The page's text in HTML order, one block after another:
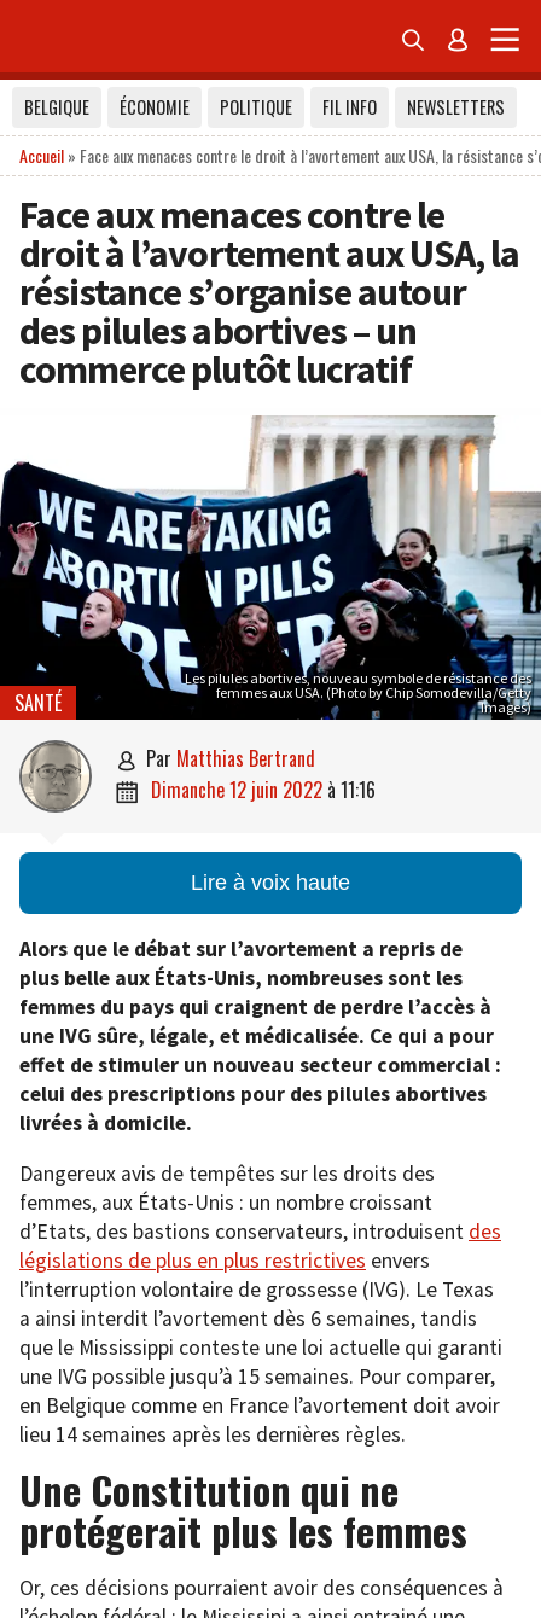
 
BELGIQUE ÉCONOMIE POLITIQUE FIL INFO
NEWSLETTERS
Accueil» Face aux menaces contre le droit à l’avortement aux USA, la
Face aux menaces contre le
droit à l’avortement aux USA, la
résistance s’organise autour
des pilules abortives – un
commerce plutôt lucratif
Les pilules abortives, nouveau symbole de résistance des
femmes aux USA. (Photo by Chip Somodevilla/Getty
Images)
SANTÉ
 par Matthias Bertrand
 dimanche 12 juin 2022 à 11:16
Lire à voix haute
Alors que le débat sur l’avortement a repris de
plus belle aux États-Unis, nombreuses sont les
femmes du pays qui craignent de perdre l’accès à
une IVG sûre, légale, et médicalisée. Ce qui a pour
effet de stimuler un nouveau secteur commercial :
celui des prescriptions pour des pilules abortives
livrées à domicile.
Dangereux avis de tempêtes sur les droits des
femmes, aux États-Unis : un nombre croissant
d’Etats, des bastions conservateurs, introduisent des
législations de plus en plus restrictives envers
l’interruption volontaire de grossesse (IVG). Le Texas
a ainsi interdit l’avortement dès 6 semaines, tandis
que le Mississippi conteste une loi actuelle qui garanti
une IVG possible jusqu’à 15 semaines. Pour comparer,
en Belgique comme en France l’avortement doit avoir
lieu 14 semaines après les dernières règles.
Une Constitution qui ne
protégerait plus les femmes
Or, ces décisions pourraient avoir des conséquences à